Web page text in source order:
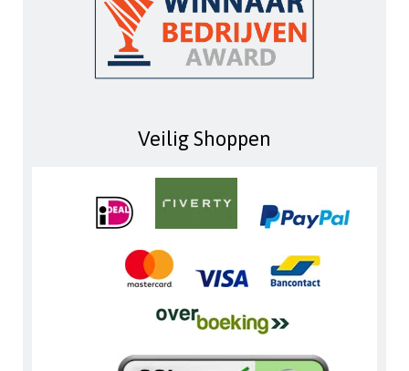
Veilig Shoppen